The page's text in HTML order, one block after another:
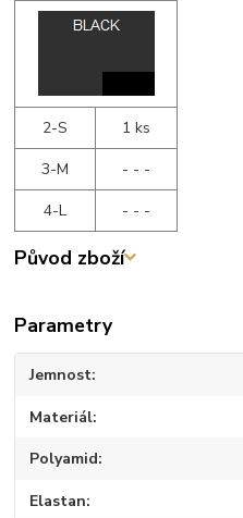
2-S
1 ks
3-M
- - -
4-L
- - -
Původ zboží
Parametry
Jemnost
Materiál
Polyamid
Elastan